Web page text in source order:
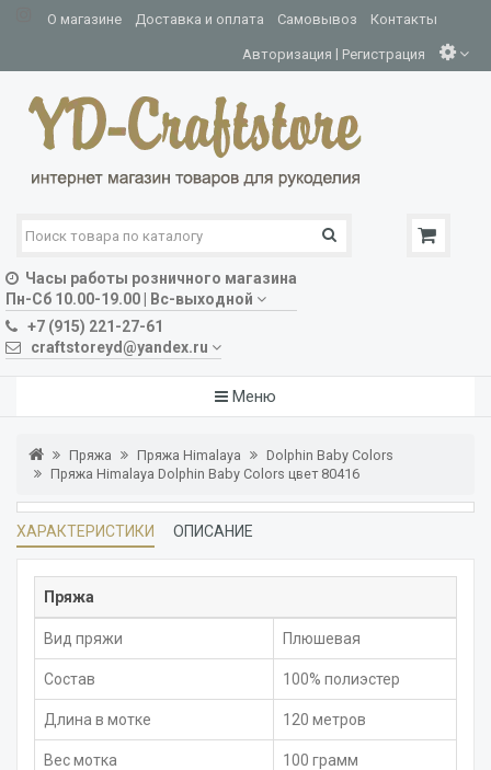
О магазине Доставка и оплата Самовывоз Контакты
Авторизация | Регистрация
Часы работы розничного магазина
Пн-Сб 10.00-19.00 | Вс-выходной
+7 (915) 221-27-61
craftstoreyd@yandex.ru
Меню
Пряжа Пряжа Himalaya
Dolphin Baby Colors
Пряжа Himalaya Dolphin Baby Colors цвет 80416
ХАРАКТЕРИСТИКИ ОПИСАНИЕ
Пряжа
Вид пряжи Плюшевая
Состав 100% полиэстер
Длина в мотке 120 метров
Вес мотка 100 грамм